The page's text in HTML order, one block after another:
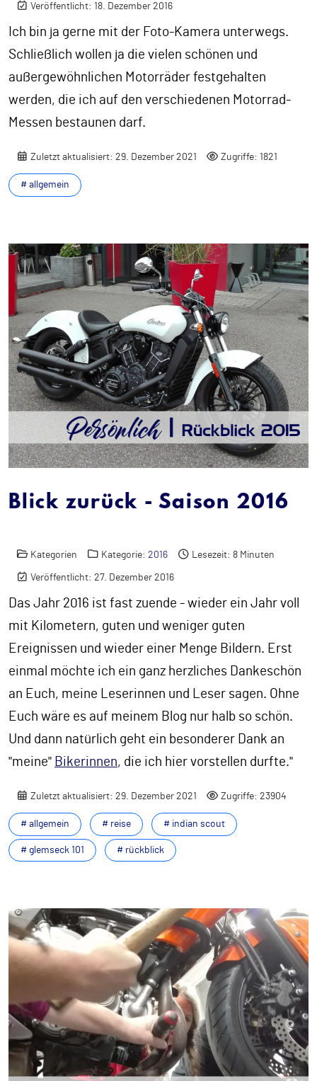
Veröffentlicht: 18. Dezember 2016
Ich bin ja gerne mit der Foto-Kamera unterwegs.
Schließlich wollen ja die vielen schönen und
außergewöhnlichen Motorräder festgehalten
werden, die ich auf den verschiedenen Motorrad-
Messen bestaunen darf.
Zuletzt aktualisiert: 29. Dezember 2021 Zugriffe: 1821
# allgemein
Blick zurück - Saison 2016
Kategorien Kategorie: 2016 Lesezeit: 8 Minuten
Veröffentlicht: 27. Dezember 2016
Das Jahr 2016 ist fast zuende - wieder ein Jahr voll
mit Kilometern, guten und weniger guten
Ereignissen und wieder einer Menge Bildern. Erst
einmal möchte ich ein ganz herzliches Dankeschön
an Euch, meine Leserinnen und Leser sagen. Ohne
Euch wäre es auf meinem Blog nur halb so schön.
Und dann natürlich geht ein besonderer Dank an
"meine" Bikerinnen, die ich hier vorstellen durfte."
Zuletzt aktualisiert: 29. Dezember 2021 Zugriffe: 23904
# allgemein # reise # indian scout
# glemseck 101 # rückblick